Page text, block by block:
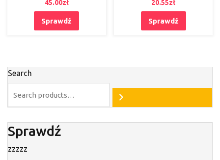
45.00zł
Sprawdź
20.55zł
Sprawdź
Search
Sprawdź
zzzzz